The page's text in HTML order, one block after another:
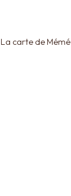
La carte de Mémé